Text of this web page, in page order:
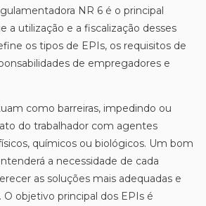
NR 6 é o principal
a utilização e a fiscalização desses
os tipos de EPIs, os requisitos de
de empregadores e
como barreiras, impedindo ou
do trabalhador com agentes
químicos ou biológicos. Um bom
a necessidade de cada
as soluções mais adequadas e
O objetivo principal dos EPIs é